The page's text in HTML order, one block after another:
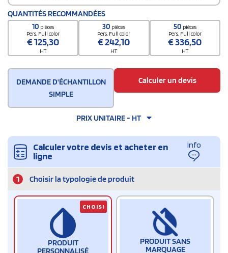
QUANTITÉS RECOMMANDÉES
10 pièces
Pers. Full color
€125,30
HT
30 pièces
Pers. Full color
€242,10
HT
50 pièces
Pers. Full color
€336,50
HT
DEMANDE D'ÉCHANTILLON
SIMPLE
Calculer un devis
PRIX UNITAIRE - HT
Calculer votre devis et acheter en
ligne
Info
1 Choisir la typologie de produit
PRODUIT
PERSONNALISÉ
CHOISI
PRODUIT SANS
MARQUAGE